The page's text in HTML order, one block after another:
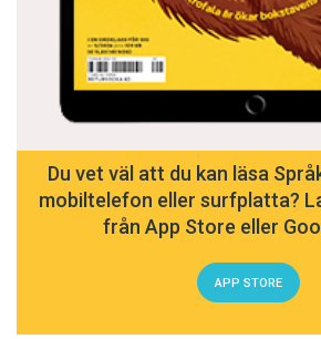
Du vet väl att du kan läsa
mobiltelefon eller surfplatta?
från App Store eller
APP STORE